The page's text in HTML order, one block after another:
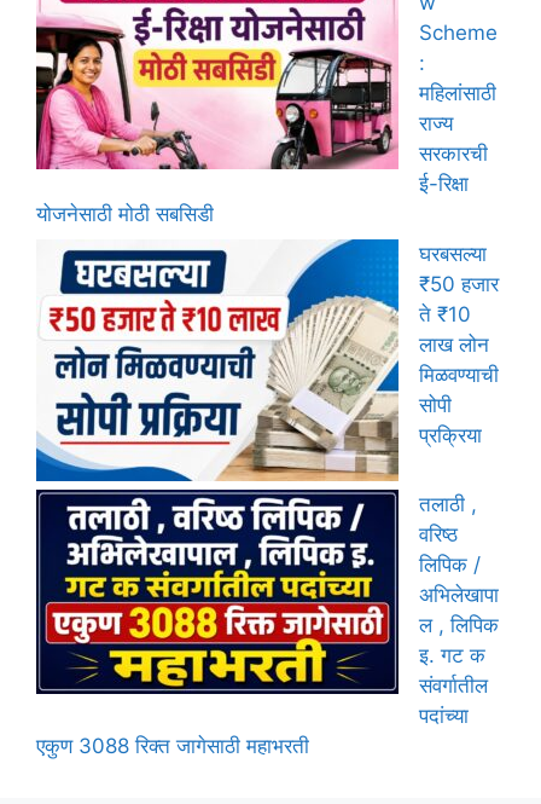
Scheme
:
महिलांसाठी
राज्य
सरकारची
ई-रिक्षा
योजनेसाठी मोठी सबसिडी
घरबसल्या
₹50 हजार
ते ₹10
लाख लोन
मिळवण्याची
सोपी
प्रक्रिया
तलाठी ,
वरिष्ठ
लिपिक /
अभिलेखापा
ल , लिपिक
इ. गट क
संवर्गातील
पदांच्या
एकुण 3088 रिक्त जागेसाठी महाभरती